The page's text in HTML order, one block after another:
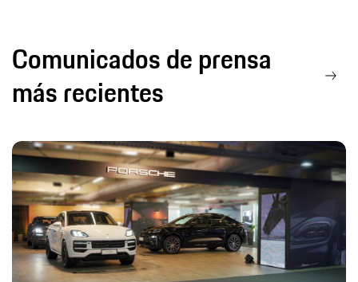
Comunicados de prensa
más recientes